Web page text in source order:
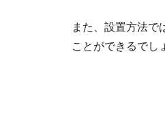
また、設置方法で
ことができるでし